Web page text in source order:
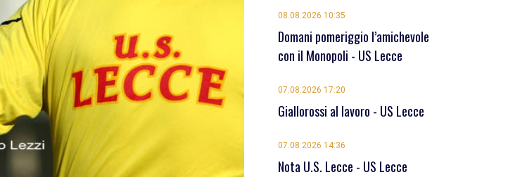
08.08.2026 10:35
Domani pomeriggio l’amichevole
con il Monopoli - US Lecce
07.08.2026 17:20
Giallorossi al lavoro - US Lecce
07.08.2026 14:36
Nota U.S. Lecce - US Lecce